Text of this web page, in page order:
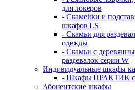
для локеров
- Скамейки и
шкафов LS
- Скамьи для
одежды
- Скамьи с
раздевалок серии W
Индивидуальные шкафы
- Шкафы ПРАКТИК
Абонентские шкафы